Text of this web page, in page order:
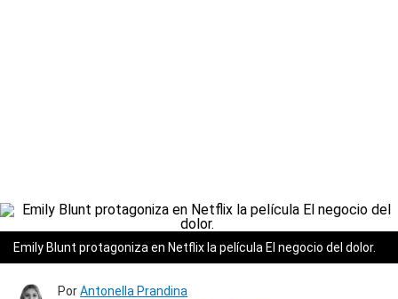
Emily Blunt protagoniza en Netflix la película El negocio del dolor.
PorAntonella Prandina